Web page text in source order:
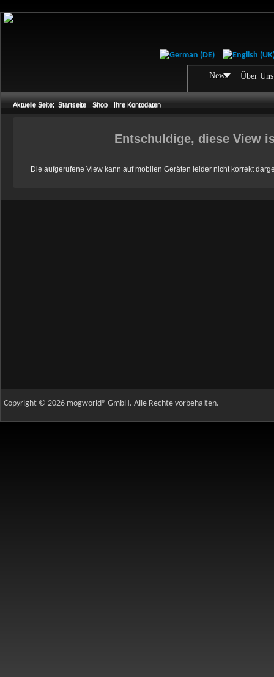
News Über Uns
Aktuelle Seite: Startseite Shop Ihre Kontodaten
Entschuldige, diese View
Die aufgerufene View kann auf mobilen Geräten leider nicht korrekt
Copyright © 2026 mogworld® GmbH. Alle Rechte vorbehalten.